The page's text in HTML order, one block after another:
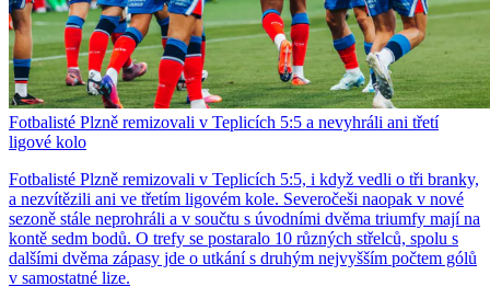
Fotbalisté Plzně remizovali v Teplicích 5:5 a nevyhráli ani třetí
ligové kolo
Fotbalisté Plzně remizovali v Teplicích 5:5, i když vedli o tři branky,
a nezvítězili ani ve třetím ligovém kole. Severočeši naopak v nové
sezoně stále neprohráli a v součtu s úvodními dvěma triumfy mají na
kontě sedm bodů. O trefy se postaralo 10 různých střelců, spolu s
dalšími dvěma zápasy jde o utkání s druhým nejvyšším počtem gólů
v samostatné lize.